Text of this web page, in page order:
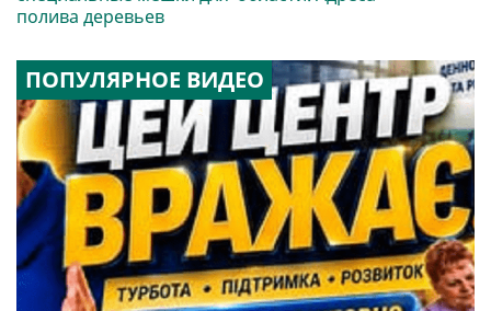
полива деревьев
ПОПУЛЯРНОЕ ВИДЕО